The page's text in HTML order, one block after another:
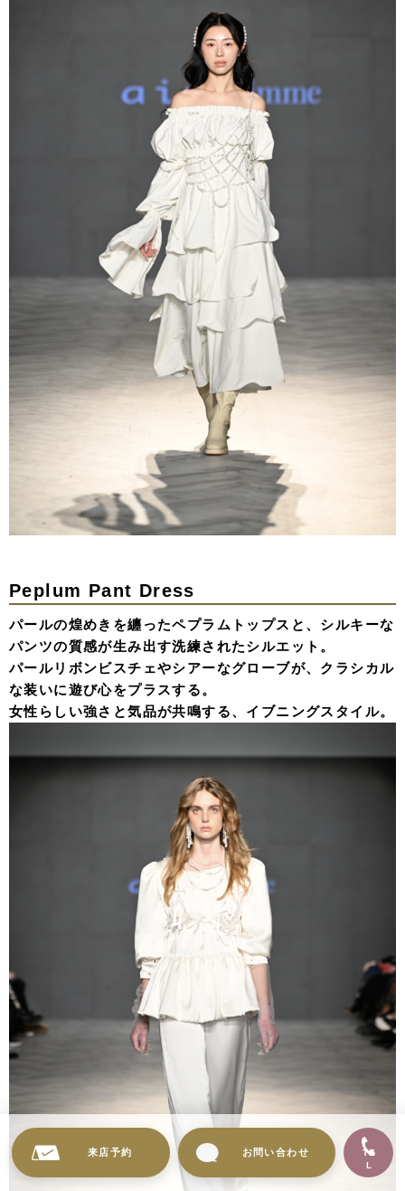
Peplum Pant Dress
パールの煌めきを纏ったペプラムトップスと、シルキーな
パンツの質感が生み出す洗練されたシルエット。
パールリボンビスチェやシアーなグローブが、クラシカル
な装いに遊び心をプラスする。
女性らしい強さと気品が共鳴する、イブニングスタイル。
来店予約 お問い合わせ
TE
L